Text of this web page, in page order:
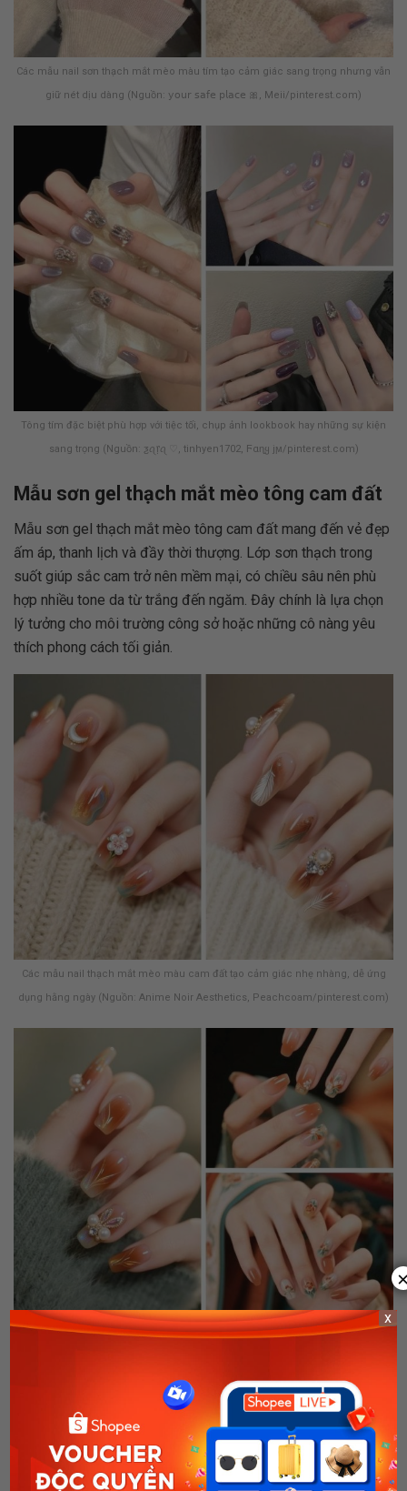
Các mẫu nail sơn thạch mắt mèo màu tím tạo cảm giác sang trọng nhưng vẫn
giữ nét dịu dàng (Nguồn: 𝗒𝗈𝗎𝗋 𝗌𝖺𝖿𝖾 𝗉𝗅𝖺𝖼𝖾 🎀, Meii/pinterest.com)
Tông tím đặc biệt phù hợp với tiệc tối, chụp ảnh lookbook hay những sự kiện
sang trọng (Nguồn: ƺꪖ᥅ꪖ ♡, tinhyen1702, Ϝαɳყ јϻ/pinterest.com)
Mẫu sơn gel thạch mắt mèo tông cam đất
Mẫu sơn gel thạch mắt mèo tông cam đất mang đến vẻ đẹp
ấm áp, thanh lịch và đầy thời thượng. Lớp sơn thạch trong
suốt giúp sắc cam trở nên mềm mại, có chiều sâu nên phù
hợp nhiều tone da từ trắng đến ngăm. Đây chính là lựa chọn
lý tưởng cho môi trường công sở hoặc những cô nàng yêu
thích phong cách tối giản.
Các mẫu nail thạch mắt mèo màu cam đất tạo cảm giác nhẹ nhàng, dễ ứng
dụng hằng ngày (Nguồn: Anime Noir Aesthetics, Peachcoam/pinterest.com)
Bạn có thể phối thêm ngọc trai, đá gắn móng hoặc nhũ mịn để tổng thể thêm
Mẫu nail sơn thạch mắt mèo vẽ họa tiết
Các mẫu nail sơn thạch mắt mèo vẽ họa tiết là lựa chọn hoàn
hảo cho các cô nàng yêu thích vẻ đẹp ngọt ngào nhưng vẫn
x